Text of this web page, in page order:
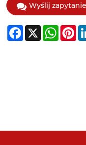
Wyślij zapytanie
Facebook
X